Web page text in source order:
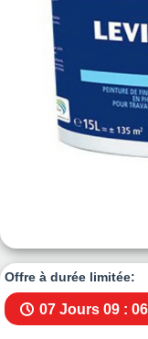
Offre à durée limitée:
07 Jours09 :